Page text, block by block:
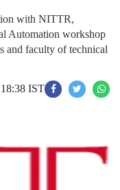
with NITTR,
Automation workshop
and faculty of technical
IST